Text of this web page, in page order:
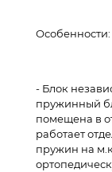
Особенности:
- Блок
пружинный
помещена в
работает
пружин на